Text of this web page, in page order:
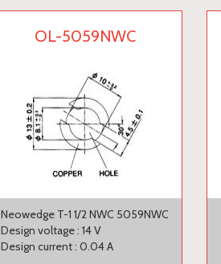
OL-5059NWC
Neowedge T-1 1/2 NWC 5059NWC
Design voltage : 14 V
Design current : 0.04 A